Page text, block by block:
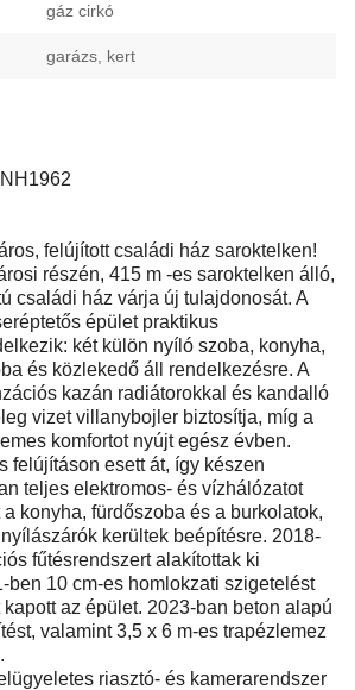
gáz cirkó
garázs, kert
felújított családi ház saroktelken!
részén, 415 m -es saroktelken álló,
családi ház várja új tulajdonosát. A
épület praktikus
két külön nyíló szoba, konyha,
és közlekedő áll rendelkezésre. A
kazán radiátorokkal és kandalló
vizet villanybojler biztosítja, míg a
komfortot nyújt egész évben.
felújításon esett át, így készen
teljes elektromos- és vízhálózatot
konyha, fürdőszoba és a burkolatok,
kerültek beépítésre. 2018-
fűtésrendszert alakítottak ki
ben 10 cm-es homlokzati szigetelést
az épület. 2023-ban beton alapú
valamint 3,5 x 6 m-es trapézlemez
riasztó- és kamerarendszer